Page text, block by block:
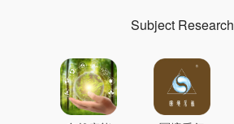
Subject Research